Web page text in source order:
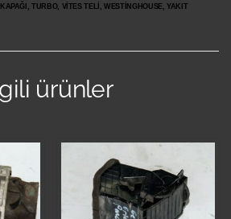
TURBO, VİTES TELİ, WESTİNGHOUSE, YAKIT
ürünler